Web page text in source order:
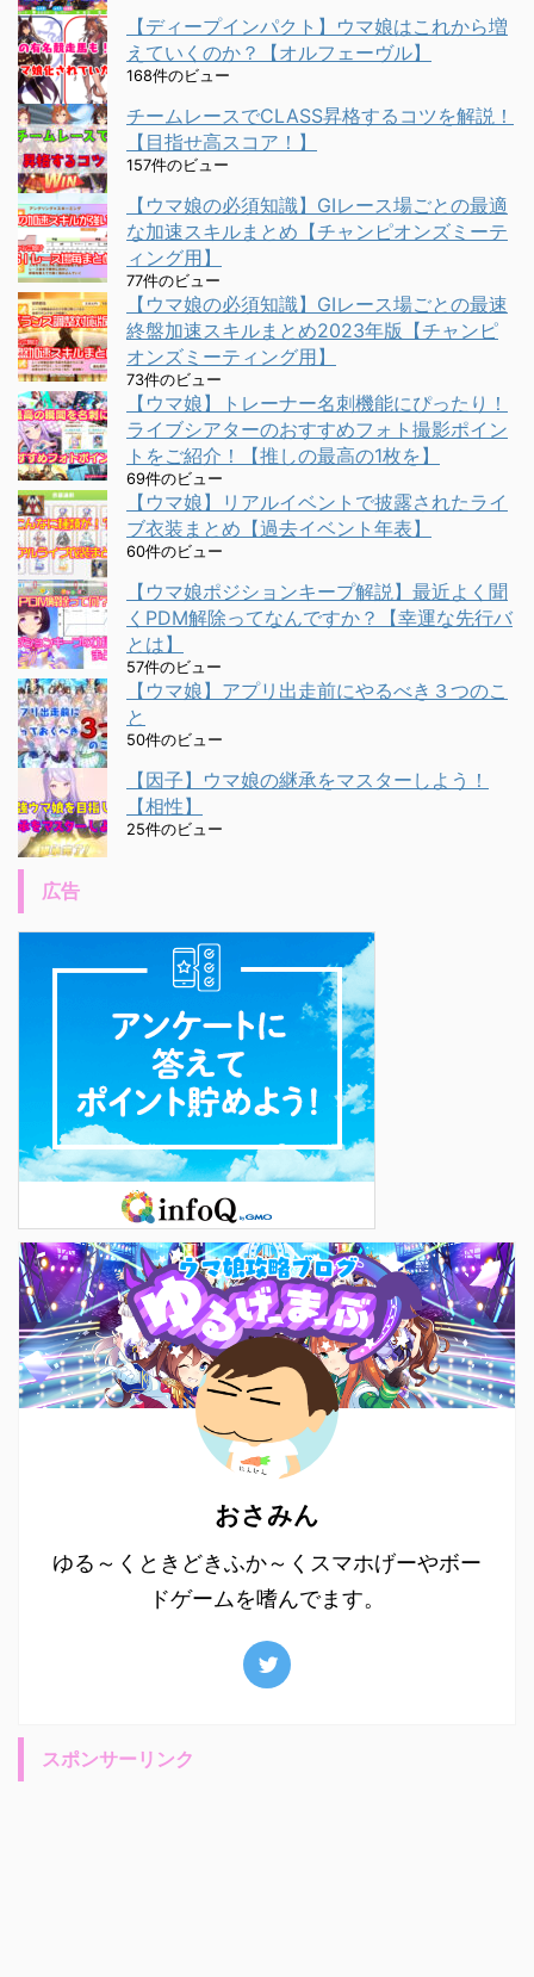
【ディープインパクト】ウマ娘はこれから増
えていくのか？【オルフェーヴル】
168件のビュー
チームレースでCLASS昇格するコツを解説！
【目指せ高スコア！】
157件のビュー
【ウマ娘の必須知識】GⅠレース場ごとの最適
な加速スキルまとめ【チャンピオンズミーテ
ィング用】
77件のビュー
【ウマ娘の必須知識】GⅠレース場ごとの最速
終盤加速スキルまとめ2023年版【チャンピ
オンズミーティング用】
73件のビュー
【ウマ娘】トレーナー名刺機能にぴったり！
ライブシアターのおすすめフォト撮影ポイン
トをご紹介！【推しの最高の1枚を】
69件のビュー
【ウマ娘】リアルイベントで披露されたライ
ブ衣装まとめ【過去イベント年表】
60件のビュー
【ウマ娘ポジションキープ解説】最近よく聞
くPDM解除ってなんですか？【幸運な先行バ
とは】
57件のビュー
【ウマ娘】アプリ出走前にやるべき３つのこ
と
50件のビュー
【因子】ウマ娘の継承をマスターしよう！
【相性】
25件のビュー
広告
おさみん
ゆる～くときどきふか～くスマホげーやボー
ドゲームを嗜んでます。
スポンサーリンク